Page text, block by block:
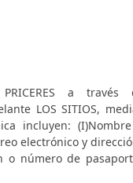
PRICERES a través
LOS SITIOS,
incluyen:
electrónico y
número de